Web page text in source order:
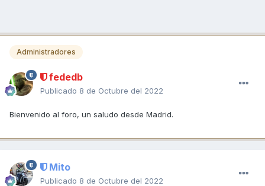
Administradores
fededb
Publicado 8 de Octubre del 2022
Bienvenido al foro, un saludo desde Madrid.
Mito
Publicado 8 de Octubre del 2022